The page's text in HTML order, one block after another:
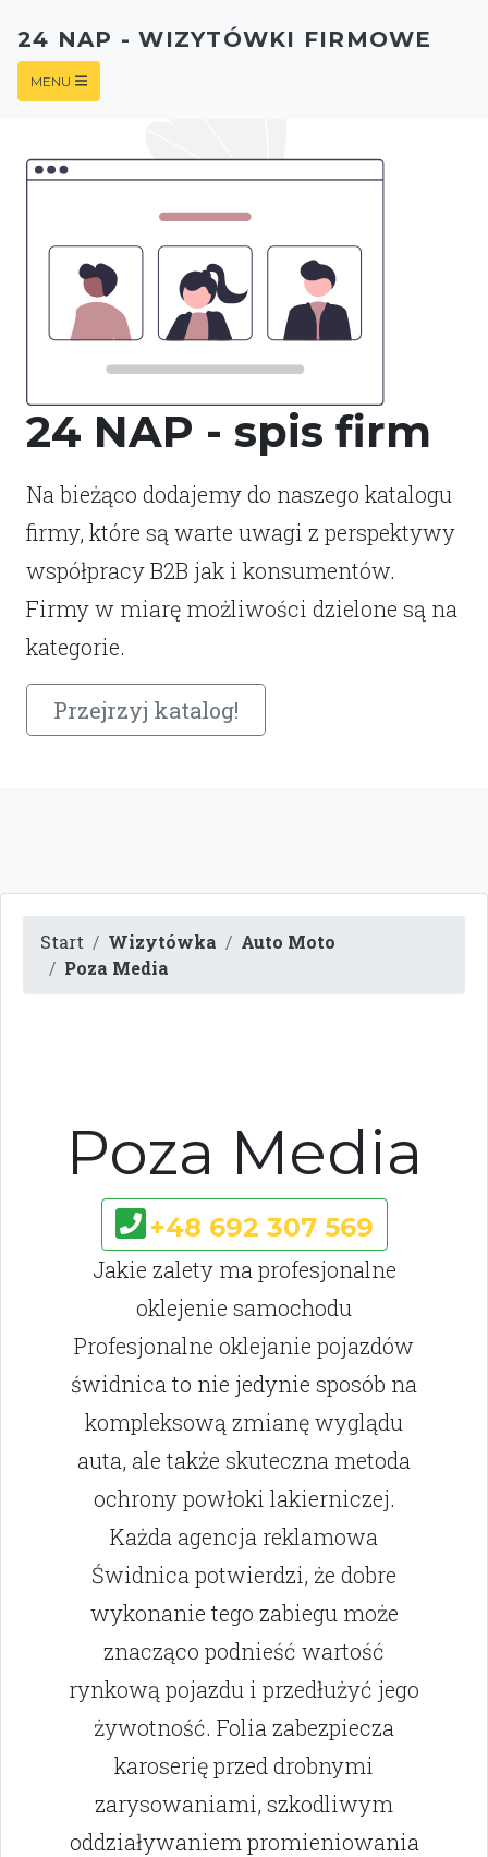
24 NAP - spis firm
Na bieżąco dodajemy do naszego katalogu
firmy, które są warte uwagi z perspektywy
współpracy B2B jak i konsumentów.
Firmy w miarę możliwości dzielone są na
kategorie.
Przejrzyj katalog!
24 NAP - WIZYTÓWKI FIRMOWE
MENU
Start Wizytówka
Auto Moto
Poza Media
Poza Media
+48 692 307 569
Jakie zalety ma profesjonalne
oklejenie samochodu
Profesjonalne oklejanie pojazdów
świdnica to nie jedynie sposób na
kompleksową zmianę wyglądu
auta, ale także skuteczna metoda
ochrony powłoki lakierniczej.
Każda agencja reklamowa
Świdnica potwierdzi, że dobre
wykonanie tego zabiegu może
znacząco podnieść wartość
rynkową pojazdu i przedłużyć jego
żywotność. Folia zabezpiecza
karoserię przed drobnymi
zarysowaniami, szkodliwym
oddziaływaniem promieniowania